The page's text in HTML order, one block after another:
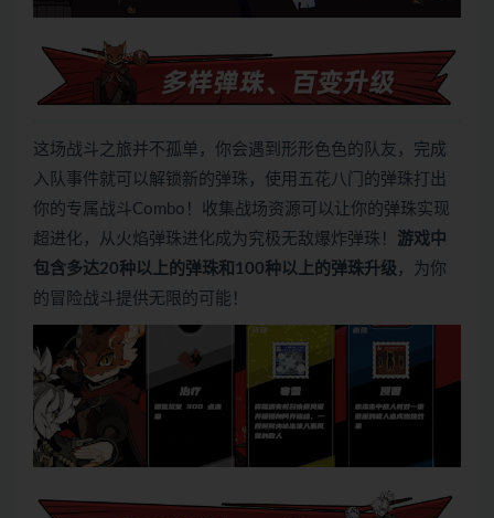
这场战斗之旅并不孤单，你会遇到形形色色的队友，完成
入队事件就可以解锁新的弹珠，使用五花八门的弹珠打出
你的专属战斗Combo！收集战场资源可以让你的弹珠实现
超进化，从火焰弹珠进化成为究极无敌爆炸弹珠！ 游戏中
包含多达20种以上的弹珠和100种以上的弹珠升级 ，为你
的冒险战斗提供无限的可能！